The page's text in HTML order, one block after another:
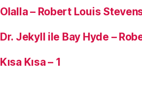
Olalla – Robert Louis
Dr. Jekyll ile Bay Hyde –
Kısa Kısa – 1